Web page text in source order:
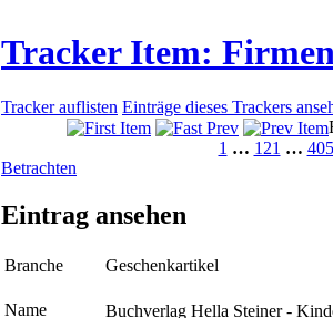
Tracker Item:
Tracker auflisten Einträge dieses Trackers
1 … 121 … 405
Betrachten
Eintrag ansehen
Branche Geschenkartikel
Name Buchverlag Hella Steiner -